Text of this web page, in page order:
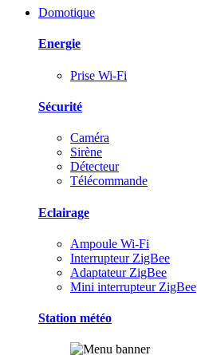
Domotique
Energie
Prise Wi-Fi
Sécurité
Caméra
Sirène
Détecteur
Télécommande
Eclairage
Ampoule Wi-Fi
Interrupteur ZigBee
Adaptateur ZigBee
Mini interrupteur ZigBee
Station météo